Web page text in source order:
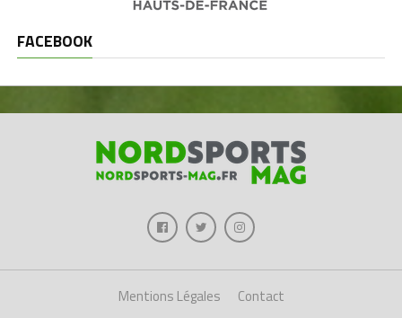
FACEBOOK
Mentions Légales Contact